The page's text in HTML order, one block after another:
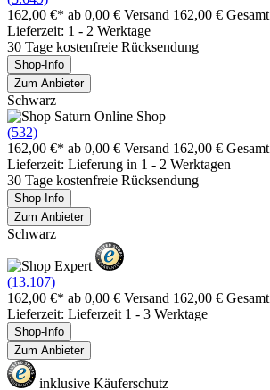
162,00 €* ab 0,00 € Versand 162,00 € Gesamt
Lieferzeit: 1 - 2 Werktage
30 Tage kostenfreie Rücksendung
Shop-Info
Zum Anbieter
Schwarz
(532)
162,00 €* ab 0,00 € Versand 162,00 € Gesamt
Lieferzeit: Lieferung in 1 - 2 Werktagen
30 Tage kostenfreie Rücksendung
Shop-Info
Zum Anbieter
Schwarz
(13.107)
162,00 €* ab 0,00 € Versand 162,00 € Gesamt
Lieferzeit: Lieferzeit 1 - 3 Werktage
Shop-Info
Zum Anbieter
inklusive Käuferschutz